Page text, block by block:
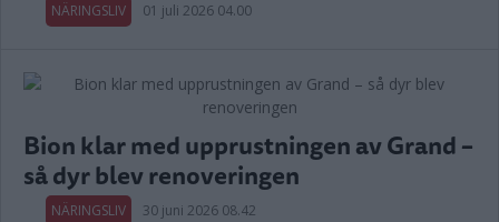
NÄRINGSLIV 01 juli 2026 04.00
Bion klar med upprustningen av Grand –
så dyr blev renoveringen
NÄRINGSLIV 30 juni 2026 08.42